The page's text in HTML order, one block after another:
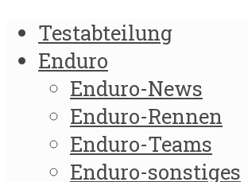
Testabteilung
Enduro
Enduro-News
Enduro-Rennen
Enduro-Teams
Enduro-sonstiges